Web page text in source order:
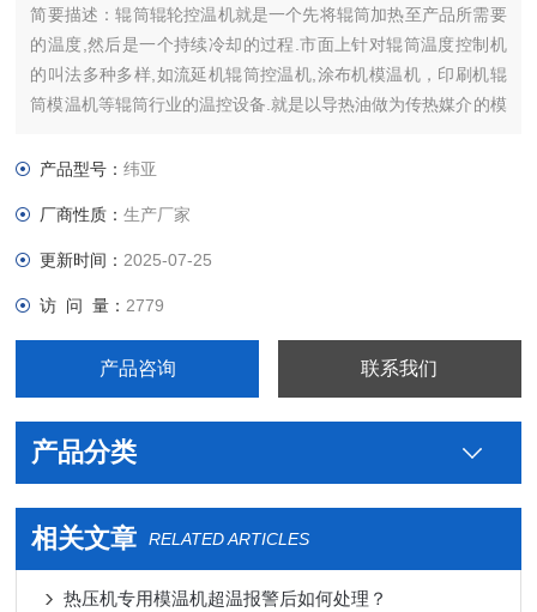
简要描述：辊筒辊轮控温机就是一个先将辊筒加热至产品所需要
的温度,然后是一个持续冷却的过程.市面上针对辊筒温度控制机
的叫法多种多样,如流延机辊筒控温机,涂布机模温机，印刷机辊
筒模温机等辊筒行业的温控设备.就是以导热油做为传热媒介的模
产品型号：纬亚
厂商性质：生产厂家
更新时间： 2025-07-25
访 问 量： 2779
产品咨询 联系我们
产品分类
相关文章 RELATED ARTICLES
热压机专用模温机超温报警后如何处理？